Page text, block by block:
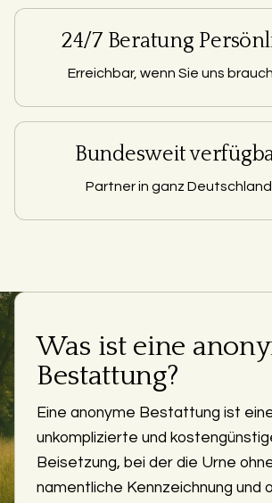
24/7 Beratung
Erreichbar, wenn Sie uns
Bundesweit
Partner in ganz Deutschland
Was ist eine
Bestattung?
Eine anonyme Bestattung ist
unkomplizierte und
Beisetzung, bei der die Urne
namentliche Kennzeichnung und